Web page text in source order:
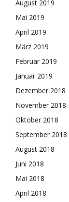
August 2019
Mai 2019
April 2019
März 2019
Februar 2019
Januar 2019
Dezember 2018
November 2018
Oktober 2018
September 2018
August 2018
Juni 2018
Mai 2018
April 2018